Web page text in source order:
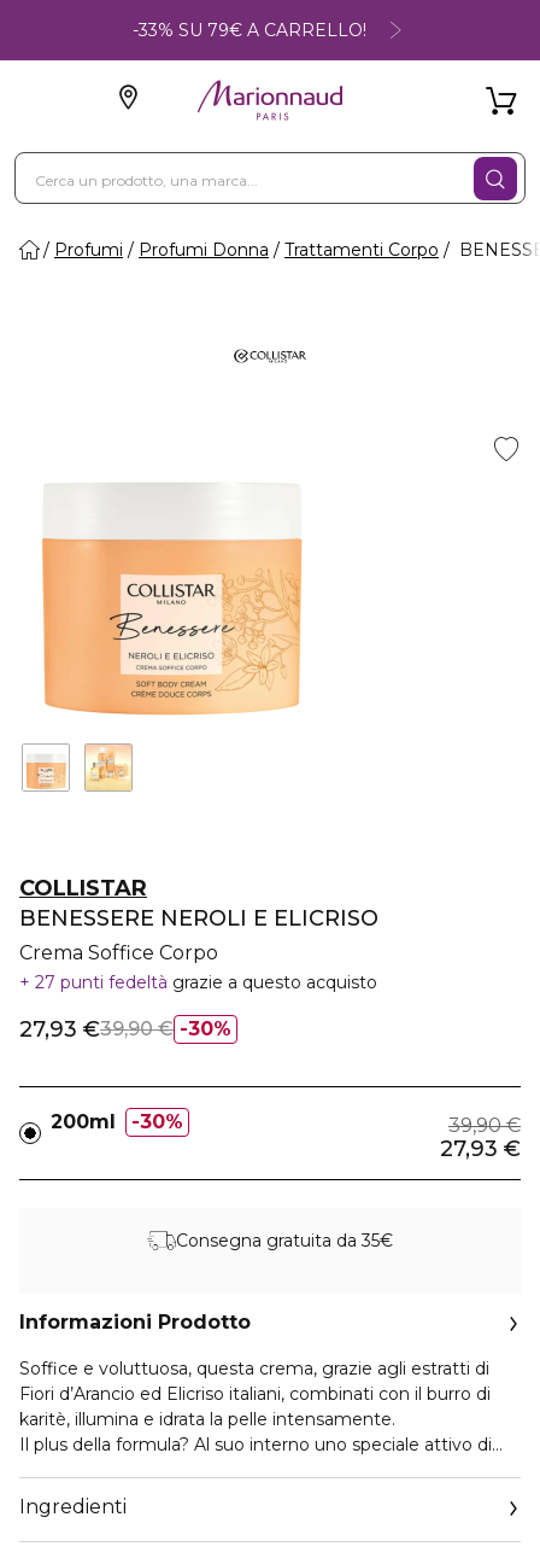
-33% SU 79€ A CARRELLO!
Profumi Profumi Donna Trattamenti Corpo
COLLISTAR
BENESSERE NEROLI E ELICRISO
Crema Soffice Corpo
27 punti fedeltà grazie a questo acquisto
30%
27,93 €39,90 €
200ml 30% 39,90 €
27,93 €
Consegna gratuita da 35€
Informazioni Prodotto
Soffice e voluttuosa, questa crema, grazie agli estratti di
Fiori d’Arancio ed Elicriso italiani, combinati con il burro di
karitè, illumina e idrata la pelle intensamente.
Il plus della formula? Al suo interno uno speciale attivo di
sensazione di energia e positività. La sua texture cremosa
avvolge il corpo come una carezza, mentre la sua fragranza
dalle briose note agrumate, esaltate da un bouquet soave
Ingredienti